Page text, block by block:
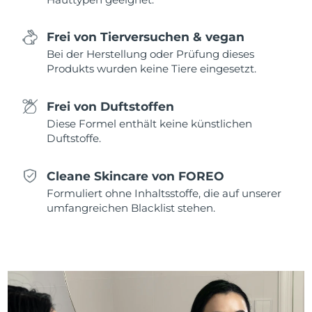
Frei von Tierversuchen & vegan
Bei der Herstellung oder Prüfung dieses
Produkts wurden keine Tiere eingesetzt.
Frei von Duftstoffen
Diese Formel enthält keine künstlichen
Duftstoffe.
Cleane Skincare von FOREO
Formuliert ohne Inhaltsstoffe, die auf unserer
umfangreichen Blacklist stehen.
Singapur Erwartete Lieferung
Slowenien Erwartete Lieferung
Südkorea
Schweiz Erwartete Lieferung